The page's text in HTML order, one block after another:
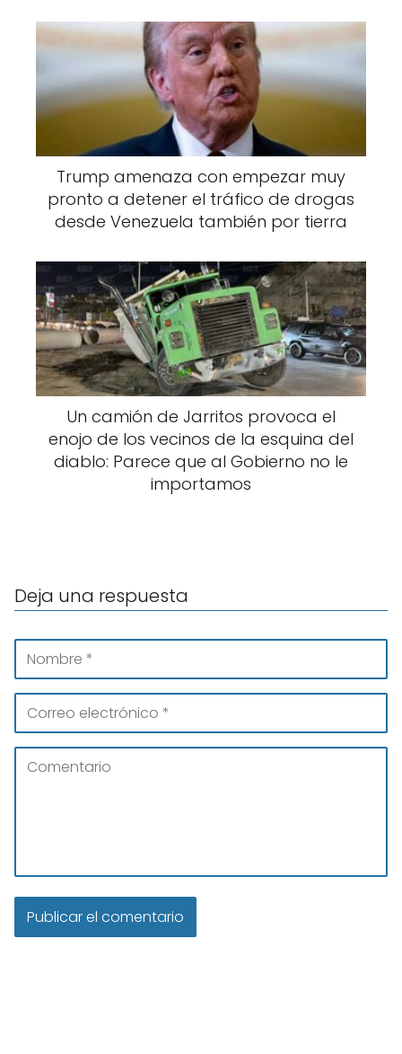
Trump amenaza con empezar muy
pronto a detener el tráfico de drogas
desde Venezuela también por tierra
Un camión de Jarritos provoca el
enojo de los vecinos de la esquina del
diablo: Parece que al Gobierno no le
importamos
Deja una respuesta